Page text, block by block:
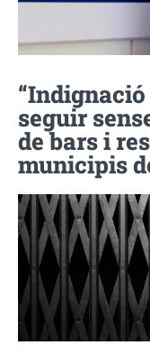
seguir
de bars i
municipis